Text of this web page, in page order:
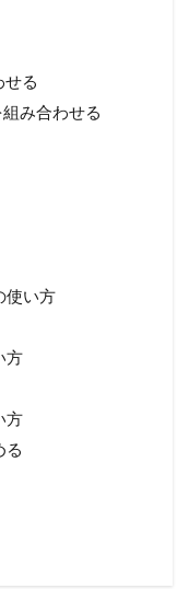
る
み合わせる
使い方
方
方
る